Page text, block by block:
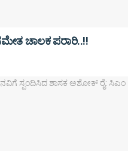
ಚಾಲಕ ಪರಾರಿ..!!